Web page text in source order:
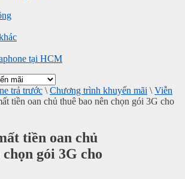
tại HCM
trả trước \ Chương trình khuyến mãi \ Viễn
tiền oan chủ thuê bao nên chọn gói 3G cho
tiền oan chủ
gói 3G cho